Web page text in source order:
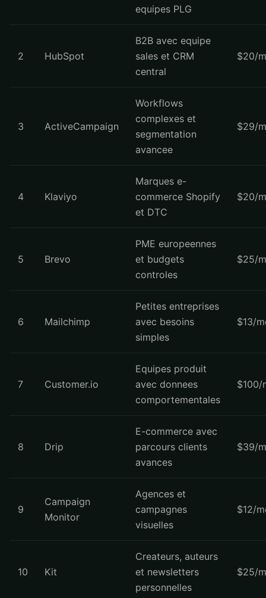
equipes PLG
2 HubSpot
B2B avec equipe
sales et CRM
central
$20/
3 ActiveCampaign
Workflows
complexes et
segmentation
avancee
$29/
4 Klaviyo
Marques e-
commerce Shopify
et DTC
$20/
5 Brevo
PME europeennes
et budgets
controles
$25/
6 Mailchimp
Petites entreprises
avec besoins
simples
$13/
7 Customer.io
Equipes produit
avec donnees
comportementales
$100/
8 Drip
E-commerce avec
parcours clients
avances
$39/
9
Campaign
Monitor
Agences et
campagnes
visuelles
$12/
10 Kit
Createurs, auteurs
et newsletters
personnelles
$25/